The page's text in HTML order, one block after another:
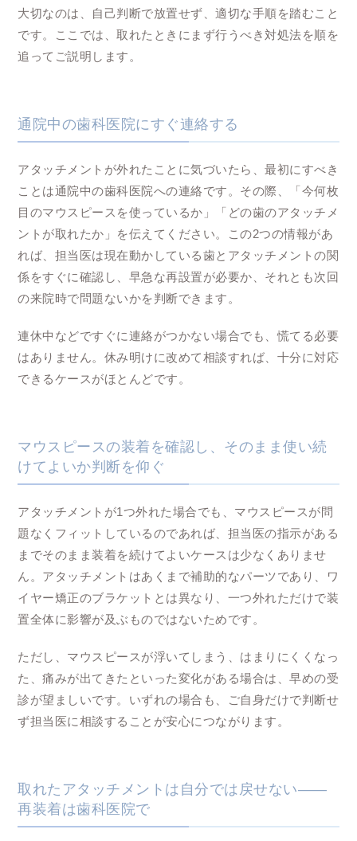
大切なのは、自己判断で放置せず、適切な手順を踏むこと
です。ここでは、取れたときにまず行うべき対処法を順を
追ってご説明します。
通院中の歯科医院にすぐ連絡する
アタッチメントが外れたことに気づいたら、最初にすべき
ことは通院中の歯科医院への連絡です。その際、「今何枚
目のマウスピースを使っているか」「どの歯のアタッチメ
ントが取れたか」を伝えてください。この2つの情報があ
れば、担当医は現在動かしている歯とアタッチメントの関
係をすぐに確認し、早急な再設置が必要か、それとも次回
の来院時で問題ないかを判断できます。
連休中などですぐに連絡がつかない場合でも、慌てる必要
はありません。休み明けに改めて相談すれば、十分に対応
できるケースがほとんどです。
マウスピースの装着を確認し、そのまま使い続
けてよいか判断を仰ぐ
アタッチメントが1つ外れた場合でも、マウスピースが問
題なくフィットしているのであれば、担当医の指示がある
までそのまま装着を続けてよいケースは少なくありませ
ん。アタッチメントはあくまで補助的なパーツであり、ワ
イヤー矯正のブラケットとは異なり、一つ外れただけで装
置全体に影響が及ぶものではないためです。
ただし、マウスピースが浮いてしまう、はまりにくくなっ
た、痛みが出てきたといった変化がある場合は、早めの受
診が望ましいです。いずれの場合も、ご自身だけで判断せ
ず担当医に相談することが安心につながります。
取れたアタッチメントは自分では戻せない——
再装着は歯科医院で